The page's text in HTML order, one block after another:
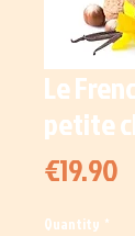
Le
petite
€19.90
Quantity *